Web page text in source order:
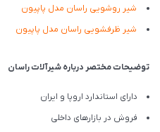
شیر روشویی راسان مدل پاپیون
شیر ظرفشویی راسان مدل پاپیون
توضیحات مختصر درباره شیرآلات راسان
دارای استاندارد اروپا و ایران
فروش در بازارهای داخلی